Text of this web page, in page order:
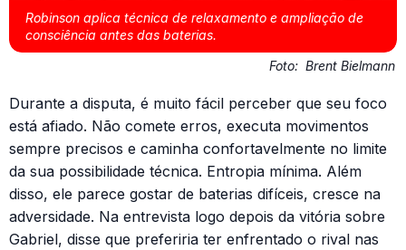
Robinson aplica técnica de relaxamento e ampliação de
consciência antes das baterias.
Foto: Brent Bielmann
Durante a disputa, é muito fácil perceber que seu foco
está afiado. Não comete erros, executa movimentos
sempre precisos e caminha confortavelmente no limite
da sua possibilidade técnica. Entropia mínima. Além
disso, ele parece gostar de baterias difíceis, cresce na
adversidade. Na entrevista logo depois da vitória sobre
Gabriel, disse que preferiria ter enfrentado o rival nas